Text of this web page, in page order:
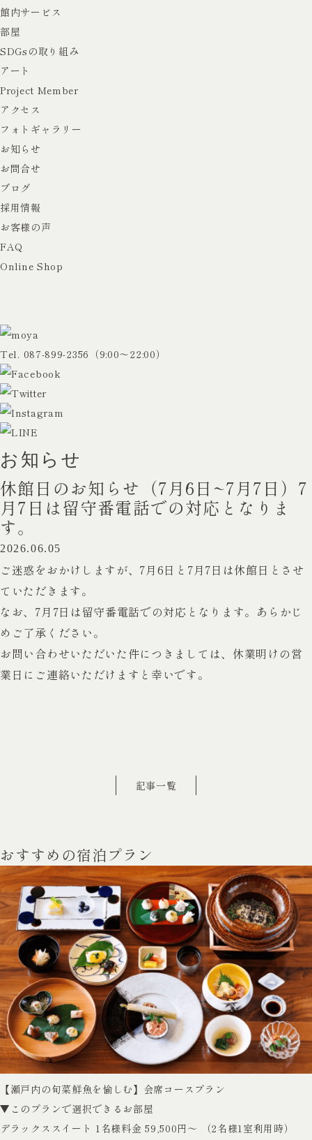
館内サービス
部屋
SDGsの取り組み
アート
Project Member
アクセス
フォトギャラリー
お知らせ
お問合せ
ブログ
採用情報
お客様の声
FAQ
Online Shop
Tel. 087-899-2356 （9:00〜22:00）
お知らせ
休館日のお知らせ（7月6日~7月7日）7
月7日は留守番電話での対応となりま
す。
2026.06.05
ご迷惑をおかけしますが、7月6日と7月7日は休館日とさせ
ていただきます。
なお、7月7日は留守番電話での対応となります。あらかじ
めご了承ください。
お問い合わせいただいた件につきましては、休業明けの営
業日にご連絡いただけますと幸いです。
記事一覧
おすすめの宿泊プラン
【瀬戸内の旬菜鮮魚を愉しむ】会席コースプラン
▼このプランで選択できるお部屋
デラックススイート 1名様料金 59,500円～ （2名様1室利用時）